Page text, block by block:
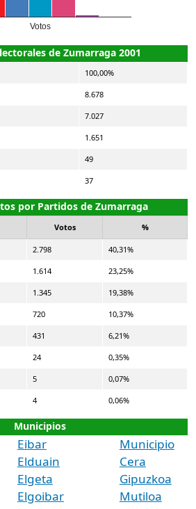
Votos
de Zumarraga 2001
100,00%
8.678
7.027
1.651
49
37
por Partidos de Zumarraga
Votos %
2.798 40,31%
1.614 23,25%
1.345 19,38%
720 10,37%
431 6,21%
24 0,35%
5 0,07%
4 0,06%
Municipios
Eibar
Elduain
Elgeta
Elgoibar
Municipio
Cera
Gipuzkoa
Mutiloa